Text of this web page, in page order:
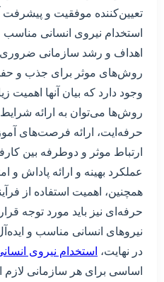
تعیین‌کننده موفقیت و پیشرفت
استخدام نیروی انسانی مناسب
اهداف و رشد سازمانی
روش‌های موثر برای جذب و
وجود دارد که بیان آنها اهمیت
روش‌ها می‌توان به ارائه
حرفه‌ایت، ارائه فرصت‌های
ارتباط موثر و دوطرفه بین
عملکرد بهینه و ارائه پاداش و
همچنین، اهمیت استفاده از
حرفه‌ای نیز باید مورد توجه
نیروهای انسانی مناسب و
در نهایت، استخدام نیروی
اساسی برای هر سازمانی